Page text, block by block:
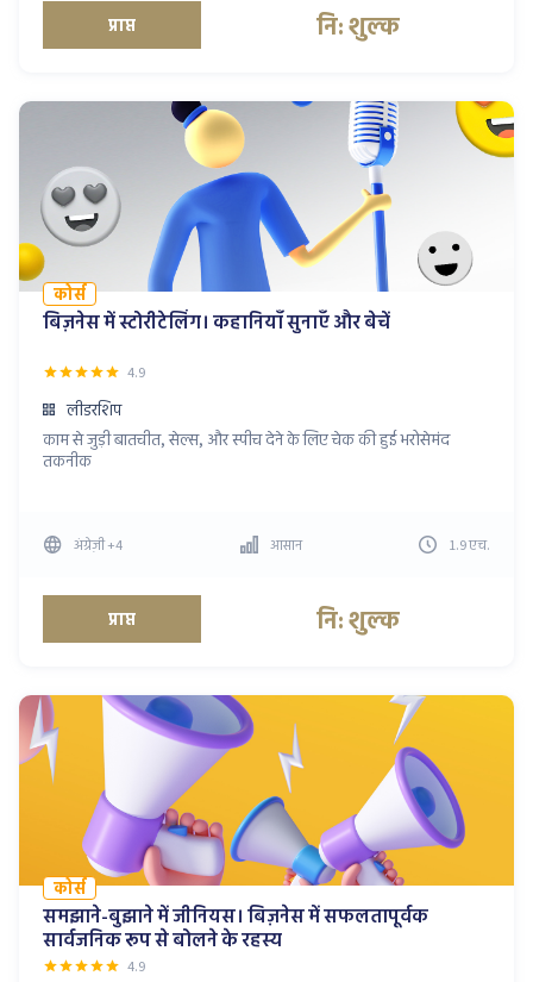
प्राप्त नि: शुल्क
कोर्स
बिज़नेस में स्टोरीटेलिंग। कहानियाँ सुनाएँ और बेचें
4.9
लीडरशिप
काम से जुड़ी बातचीत, सेल्स, और स्पीच देने के लिए चेक की हुई भरोसेमंद
तकनीक
अंग्रेज़ी+4 आसान 1.9एच.
प्राप्त नि: शुल्क
कोर्स
समझाने-बुझाने में जीनियस। बिज़नेस में सफलतापूर्वक
सार्वजनिक रूप से बोलने के रहस्य
4.9